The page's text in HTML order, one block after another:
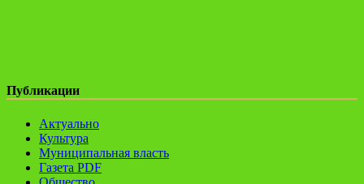
Публикации
Актуально
Культура
Муниципальная власть
Газета PDF